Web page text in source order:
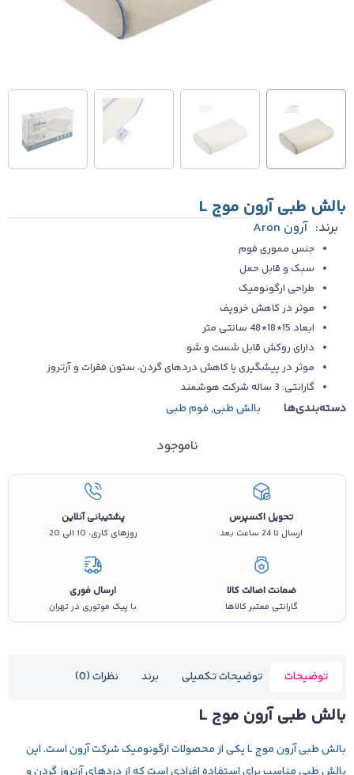
بالش طبی آرون موج L
برند: آرون Aron
جنس مموری فوم
سبک و قابل حمل
طراحی ارگونومیک
موثر در کاهش خروپف
ابعاد 15*18*48 سانتی متر
دارای روکش قابل شست و شو
موثر در پیشگیری یا کاهش دردهای گردن، ستون فقرات و آرتروز
گارانتی: 3 ساله شرکت هوشمند
دسته‌بندی‌ها بالش طبی,فوم طبی
تحویل اکسپرس
ارسال تا 24 ساعت بعد
پشتیبانی آنلاین
روزهای کاری، 10 الی 20
ضمانت اصالت کالا
گارانتی معتبر کالاها
ارسال فوری
با پیک موتوری در تهران
ناموجود
توضیحات توضیحات تکمیلی برند نظرات (0)
بالش طبی آرون موج L
بالش طبی آرون موج L
یکی از محصولات ارگونومیک شرکت آرون است. این